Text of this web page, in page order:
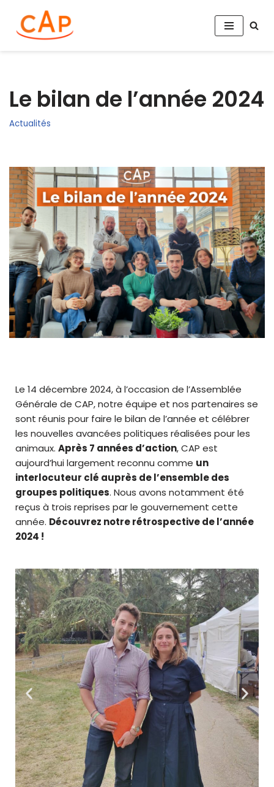
Aller
Le bilan de l’année 2024
Actualités
Le 14 décembre 2024, à l’occasion de l’Assemblée
Générale de CAP, notre équipe et nos partenaires se
sont réunis pour faire le bilan de l’année et célébrer
les nouvelles avancées politiques réalisées pour les
animaux. Après 7 années d’action, CAP est
aujourd’hui largement reconnu comme un
interlocuteur clé auprès de l’ensemble des
groupes politiques. Nous avons notamment été
reçus à trois reprises par le gouvernement cette
année. Découvrez notre rétrospective de l’année
2024 !